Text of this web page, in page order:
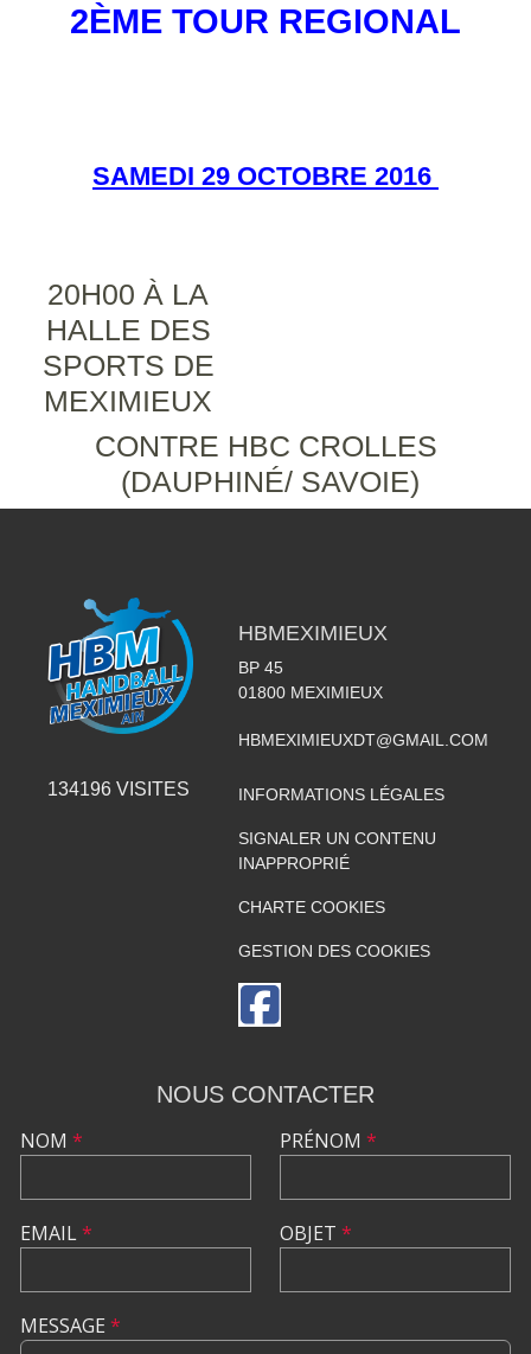
2ÈME TOUR REGIONAL
SAMEDI 29 OCTOBRE 2016
20H00 À LA
HALLE DES
SPORTS DE
MEXIMIEUX
CONTRE HBC CROLLES
(DAUPHINÉ/ SAVOIE)
134196 VISITES
HBMEXIMIEUX
BP 45
01800 MEXIMIEUX
HBMEXIMIEUXDT@GMAIL.COM
INFORMATIONS LÉGALES
SIGNALER UN CONTENU
INAPPROPRIÉ
CHARTE COOKIES
GESTION DES COOKIES
NOUS CONTACTER
NOM *
EMAIL*
PRÉNOM *
OBJET *
MESSAGE *